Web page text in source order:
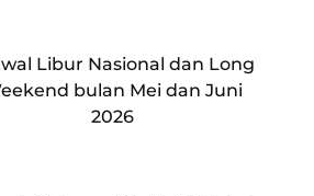
Libur Nasional dan Long
bulan Mei dan Juni
2026